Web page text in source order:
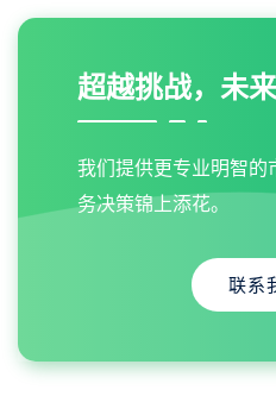
超越挑战，未
我们提供更专业明智的
务决策锦上添花。
联系